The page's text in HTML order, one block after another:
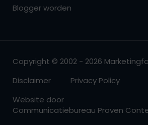
Blogger worden
Copyright © 2002 - 2026
Disclaimer
Privacy Policy
Website door
Communicatiebureau Proven